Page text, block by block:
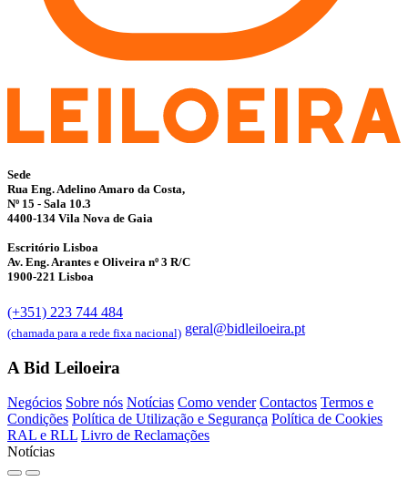
Sede
Rua Eng. Adelino Amaro da Costa,
Nº 15 - Sala 10.3
4400-134 Vila Nova de Gaia
Escritório Lisboa
Av. Eng. Arantes e Oliveira nº 3 R/C
1900-221 Lisboa
(+351) 223 744 484
(chamada para a rede fixa nacional) geral@bidleiloeira.pt
A Bid Leiloeira
Negócios Sobre nós Notícias Como vender Contactos Termos e
Condições Política de Utilização e Segurança Política de Cookies
RAL e RLL Livro de Reclamações
Notícias